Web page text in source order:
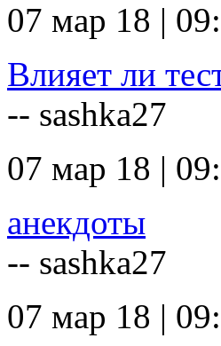
07 мар 18 |
Влияет ли
-- sashka27
07 мар 18 |
анекдоты
-- sashka27
07 мар 18 |